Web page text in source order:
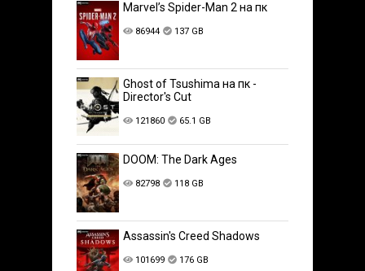
Marvel’s Spider-Man 2 на пк
86944 137 GB
Ghost of Tsushima на пк -
Director's Cut
121860 65.1 GB
DOOM: The Dark Ages
82798 118 GB
Assassin's Creed Shadows
101699 176 GB